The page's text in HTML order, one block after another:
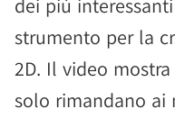
dei più
strumento per la
2D. Il video
solo rimandano ai